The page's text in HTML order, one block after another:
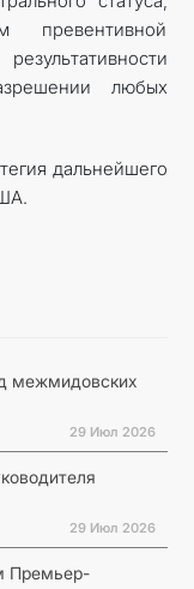
превентивной
любых
дальнейшего
межмидовских
29 Июл 2026
29 Июл 2026
Премьер-